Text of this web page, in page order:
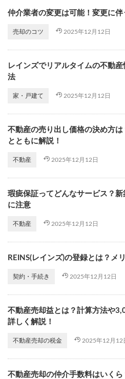
仲介業者の変更は可能！変更に伴
売却のコツ 2025年12月12日
レインズでリアルタイムの不動
法
家・戸建て 2025年12月12日
不動産の売り出し価格の決め方
とともに解説！
不動産 2025年12月12日
瑕疵保証ってどんなサービス？
に注意
不動産 2025年12月12日
REINS(レインズ)の登録とは？メ
契約・手続き 2025年12月12日
不動産売却益とは？計算方法や
詳しく解説！
不動産売却の税金 2025年12月12
不動産売却の仲介手数料はいく